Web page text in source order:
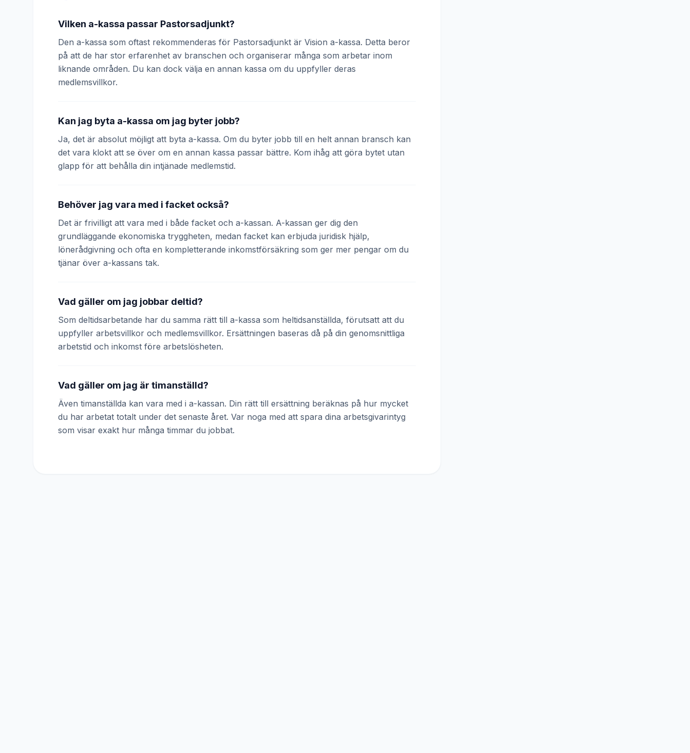
Vilken a-kassa passar Pastorsadjunkt?
Den a-kassa som oftast rekommenderas för Pastorsadjunkt är Vision a-kassa. Detta beror
på att de har stor erfarenhet av branschen och organiserar många som arbetar inom
liknande områden. Du kan dock välja en annan kassa om du uppfyller deras
medlemsvillkor.
Kan jag byta a-kassa om jag byter jobb?
Ja, det är absolut möjligt att byta a-kassa. Om du byter jobb till en helt annan bransch kan
det vara klokt att se över om en annan kassa passar bättre. Kom ihåg att göra bytet utan
glapp för att behålla din intjänade medlemstid.
Behöver jag vara med i facket också?
Det är frivilligt att vara med i både facket och a-kassan. A-kassan ger dig den
grundläggande ekonomiska tryggheten, medan facket kan erbjuda juridisk hjälp,
lönerådgivning och ofta en kompletterande inkomstförsäkring som ger mer pengar om du
tjänar över a-kassans tak.
Vad gäller om jag jobbar deltid?
Som deltidsarbetande har du samma rätt till a-kassa som heltidsanställda, förutsatt att du
uppfyller arbetsvillkor och medlemsvillkor. Ersättningen baseras då på din genomsnittliga
arbetstid och inkomst före arbetslösheten.
Vad gäller om jag är timanställd?
Även timanställda kan vara med i a-kassan. Din rätt till ersättning beräknas på hur mycket
du har arbetat totalt under det senaste året. Var noga med att spara dina arbetsgivarintyg
som visar exakt hur många timmar du jobbat.